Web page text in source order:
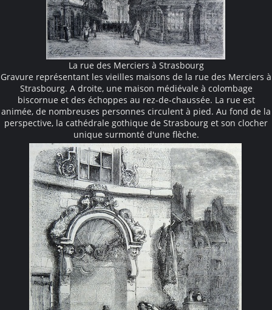
La rue des Merciers à Strasbourg
Gravure représentant les vieilles maisons de la rue des Merciers à
Strasbourg. A droite, une maison médiévale à colombage
biscornue et des échoppes au rez-de-chaussée. La rue est
animée, de nombreuses personnes circulent à pied. Au fond de la
perspective, la cathédrale gothique de Strasbourg et son clocher
unique surmonté d'une flèche.